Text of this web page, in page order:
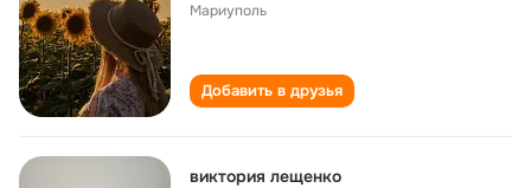
Мариуполь
Добавить в друзья
виктория лещенко